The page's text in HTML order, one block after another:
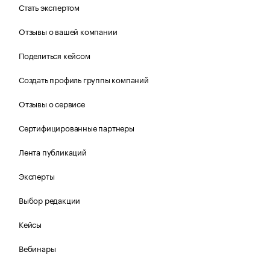
Стать экспертом
Отзывы о вашей компании
Поделиться кейсом
Создать профиль группы компаний
Отзывы о сервисе
Сертифицированные партнеры
Лента публикаций
Эксперты
Выбор редакции
Кейсы
Вебинары